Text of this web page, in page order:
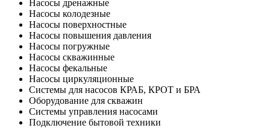
Насосы дренажные
Насосы колодезные
Насосы поверхностные
Насосы повышения давления
Насосы погружные
Насосы скважинные
Насосы фекальные
Насосы циркуляционные
Системы для насосов КРАБ, КРОТ и БРА
Оборудование для скважин
Системы управления насосами
Подключение бытовой техники